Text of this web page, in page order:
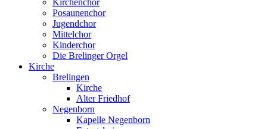
Posaunenchor
Jugendchor
Mittelchor
Kinderchor
Die Brelinger Orgel
Kirche
Brelingen
Kirche
Alter Friedhof
Negenborn
Kapelle Negenborn